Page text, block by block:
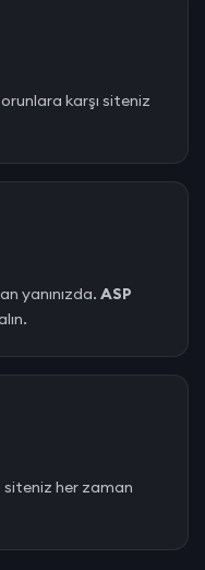
karşı siteniz
yanınızda. ASP
her zaman